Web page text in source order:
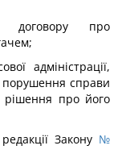
договору про
адміністрації,
порушення справи
рішення про його
Закону №